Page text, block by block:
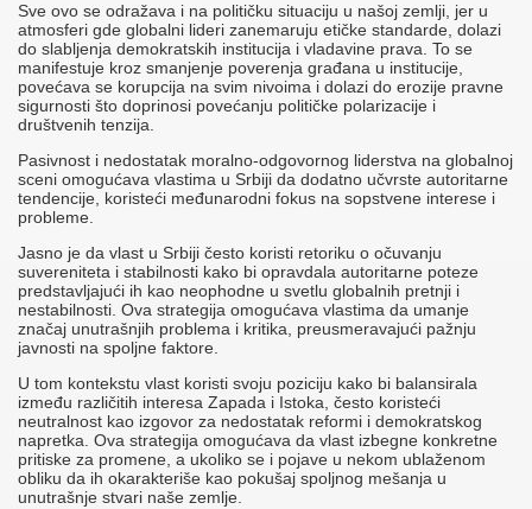
Sve ovo se odražava i na političku situaciju u našoj zemlji, jer u
atmosferi gde globalni lideri zanemaruju etičke standarde, dolazi
do slabljenja demokratskih institucija i vladavine prava. To se
manifestuje kroz smanjenje poverenja građana u institucije,
povećava se korupcija na svim nivoima i dolazi do erozije pravne
sigurnosti što doprinosi povećanju političke polarizacije i
društvenih tenzija.
Pasivnost i nedostatak moralno-odgovornog liderstva na globalnoj
sceni omogućava vlastima u Srbiji da dodatno učvrste autoritarne
tendencije, koristeći međunarodni fokus na sopstvene interese i
probleme.
Jasno je da vlast u Srbiji često koristi retoriku o očuvanju
suvereniteta i stabilnosti kako bi opravdala autoritarne poteze
predstavljajući ih kao neophodne u svetlu globalnih pretnji i
nestabilnosti. Ova strategija omogućava vlastima da umanje
značaj unutrašnjih problema i kritika, preusmeravajući pažnju
javnosti na spoljne faktore.
U tom kontekstu vlast koristi svoju poziciju kako bi balansirala
između različitih interesa Zapada i Istoka, često koristeći
neutralnost kao izgovor za nedostatak reformi i demokratskog
napretka. Ova strategija omogućava da vlast izbegne konkretne
pritiske za promene, a ukoliko se i pojave u nekom ublaženom
obliku da ih okarakteriše kao pokušaj spoljnog mešanja u
unutrašnje stvari naše zemlje.